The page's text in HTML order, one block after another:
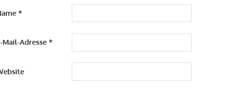
*
Mail-Adresse*